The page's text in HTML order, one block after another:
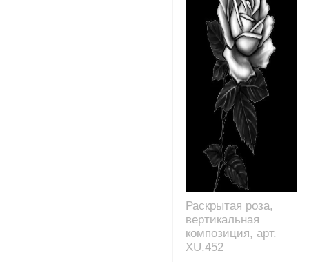
Раскрытая роза,
вертикальная
композиция, арт.
XU.452